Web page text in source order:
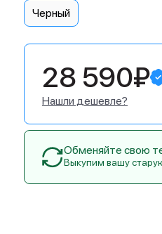
Черный
28 590₽
Нашли дешевле?
Обменяйте свою
Выкупим вашу